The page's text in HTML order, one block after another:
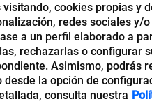
productos y servicios al
son muy variopintos,
forma jurídica,partner,
cookies propias y
redes sociales y/
a un perfil elaborado a
rechazarlas o configurar
Asimismo, podrás
la opción de
consulta nuestra